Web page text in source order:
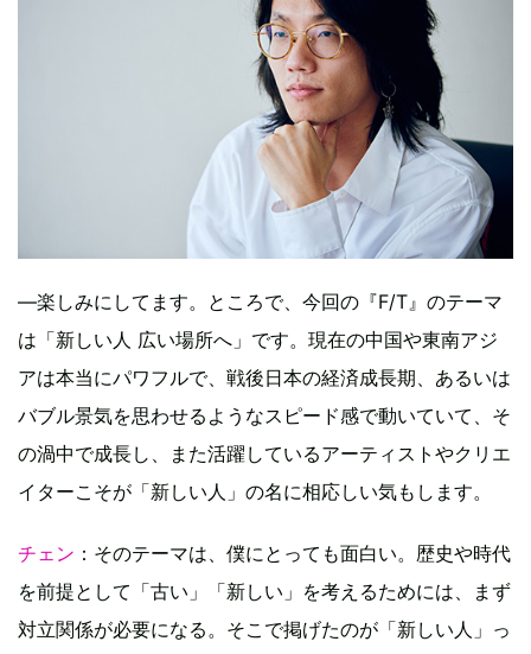
—楽しみにしてます。ところで、今回の『F/T』のテーマ
は「新しい人 広い場所へ」です。現在の中国や東南アジ
アは本当にパワフルで、戦後日本の経済成長期、あるいは
バブル景気を思わせるようなスピード感で動いていて、そ
の渦中で成長し、また活躍しているアーティストやクリエ
イターこそが「新しい人」の名に相応しい気もします。
チェン ：そのテーマは、僕にとっても面白い。歴史や時代
を前提として「古い」「新しい」を考えるためには、まず
対立関係が必要になる。そこで掲げたのが「新しい人」っ